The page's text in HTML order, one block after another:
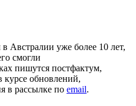
Австралии уже более 10 лет,
смогли
пишутся постфактум,
курсе обновлений,
в рассылке по email.